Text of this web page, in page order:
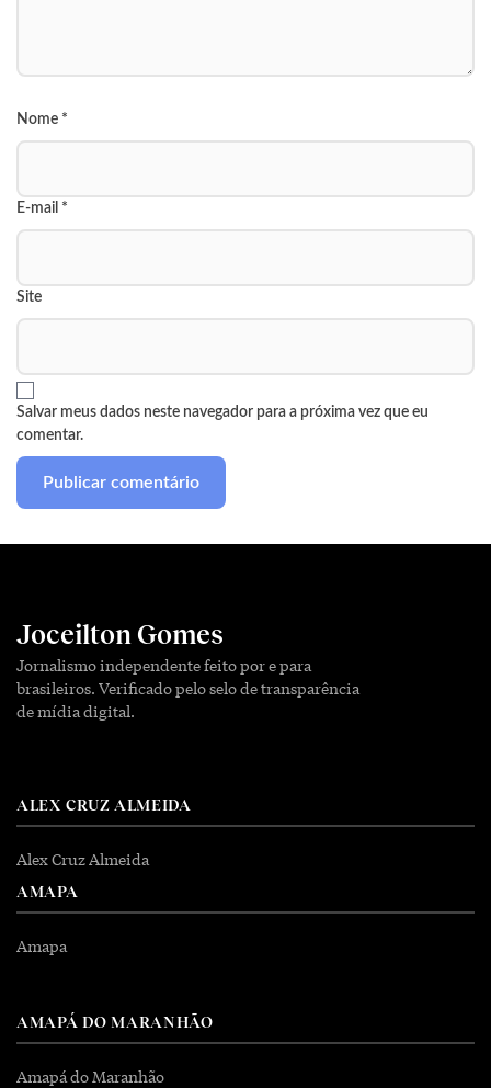
Nome *
E-mail *
Site
Salvar meus dados neste navegador para a próxima vez que eu
comentar.
Joceilton Gomes
Jornalismo independente feito por e para
brasileiros. Verificado pelo selo de transparência
de mídia digital.
ALEX CRUZ ALMEIDA
Alex Cruz Almeida
AMAPA
Amapa
AMAPÁ DO MARANHÃO
Amapá do Maranhão